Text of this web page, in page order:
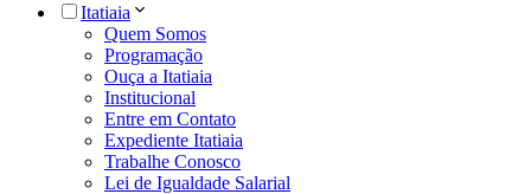
Itatiaia
Quem Somos
Programação
Ouça a Itatiaia
Institucional
Entre em Contato
Expediente Itatiaia
Trabalhe Conosco
Lei de Igualdade Salarial